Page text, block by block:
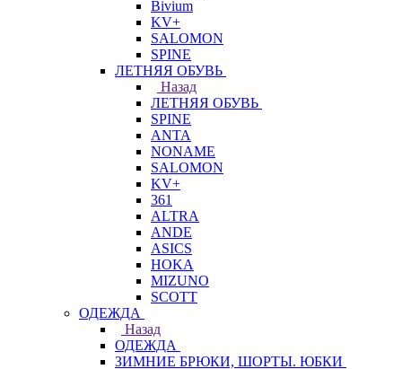
Bivium
KV+
SALOMON
SPINE
ЛЕТНЯЯ ОБУВЬ
Назад
ЛЕТНЯЯ ОБУВЬ
SPINE
ANTA
NONAME
SALOMON
KV+
361
ALTRA
ANDE
ASICS
HOKA
MIZUNO
SCOTT
ОДЕЖДА
Назад
ОДЕЖДА
ЗИМНИЕ БРЮКИ, ШОРТЫ. ЮБКИ